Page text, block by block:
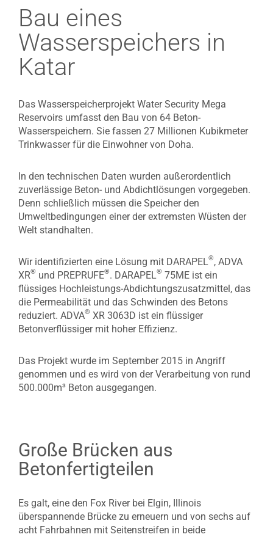
Bau eines
Wasserspeichers in
Katar
Das Wasserspeicherprojekt Water Security Mega
Reservoirs umfasst den Bau von 64 Beton-
Wasserspeichern. Sie fassen 27 Millionen Kubikmeter
Trinkwasser für die Einwohner von Doha.
In den technischen Daten wurden außerordentlich
zuverlässige Beton- und Abdichtlösungen vorgegeben.
Denn schließlich müssen die Speicher den
Umweltbedingungen einer der extremsten Wüsten der
Welt standhalten.
Wir identifizierten eine Lösung mit DARAPEL®, ADVA
XR® und PREPRUFE®. DARAPEL® 75ME ist ein
flüssiges Hochleistungs-Abdichtungszusatzmittel, das
die Permeabilität und das Schwinden des Betons
reduziert. ADVA® XR 3063D ist ein flüssiger
Betonverflüssiger mit hoher Effizienz.
Das Projekt wurde im September 2015 in Angriff
genommen und es wird von der Verarbeitung von rund
500.000m³ Beton ausgegangen.
Große Brücken aus
Betonfertigteilen
Es galt, eine den Fox River bei Elgin, Illinois
überspannende Brücke zu erneuern und von sechs auf
acht Fahrbahnen mit Seitenstreifen in beide